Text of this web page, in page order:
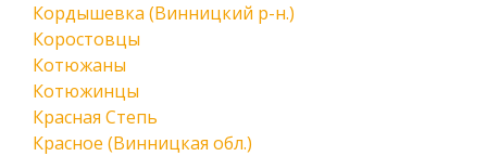
Кордышевка (Винницкий р-н.)
Коростовцы
Котюжаны
Котюжинцы
Красная Степь
Красное (Винницкая обл.)